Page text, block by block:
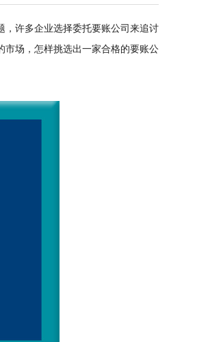
许多企业选择委托要账公司来追讨
市场，怎样挑选出一家合格的要账公